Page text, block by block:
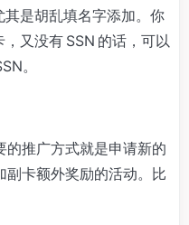
其是胡乱填名字添加。你
又没有 SSN 的话，可以
。
的推广方式就是申请新的
副卡额外奖励的活动。比